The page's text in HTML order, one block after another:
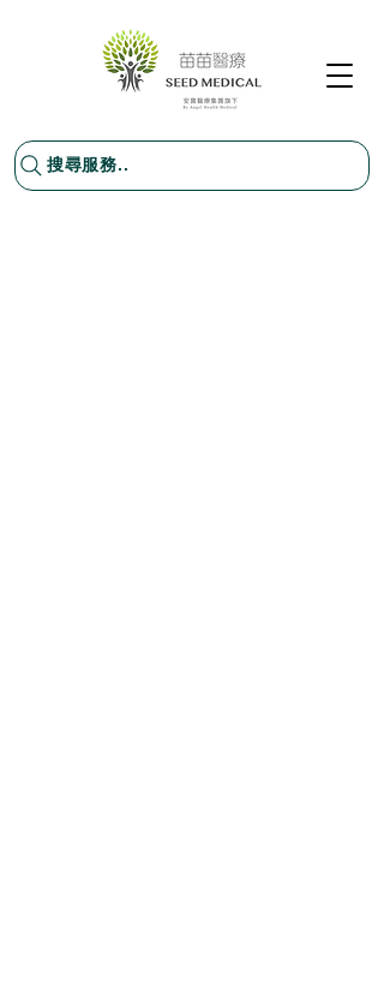
搜尋服務..